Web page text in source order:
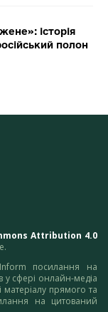
історія
полон
Attribution 4.0
посилання на
у сфері онлайн-медіа
прямого та
на цитований